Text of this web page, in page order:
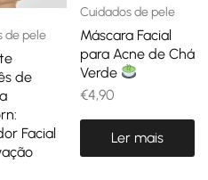
de pele
de
Facial
Cuidados de pele
Máscara Facial
para Acne de Chá
Verde
€4,90
Ler mais